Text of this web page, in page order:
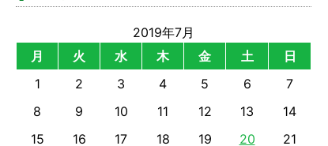
2019年7月
月
火 水 木 金 土
日
1
2 3 4 5 6
7
8
9 10 11 12 13
14
15
16 17 18 19 20
21